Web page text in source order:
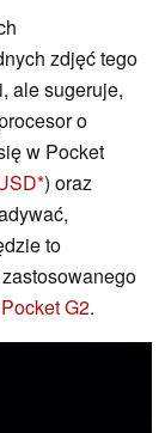
zdjęć tego
ale sugeruje,
o
w Pocket
) oraz
to
G2.